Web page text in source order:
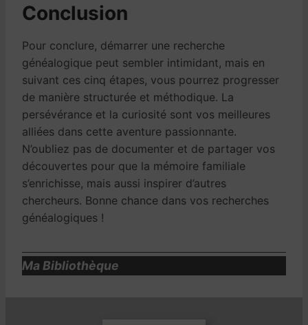
Conclusion
Pour conclure, démarrer une recherche
généalogique peut sembler intimidant, mais en
suivant ces cinq étapes, vous pourrez progresser
de manière structurée et méthodique. La
persévérance et la curiosité sont vos meilleures
alliées dans cette aventure passionnante.
N’oubliez pas de documenter et de partager vos
découvertes pour que la mémoire familiale
s’enrichisse, mais aussi inspirer d’autres
chercheurs. Bonne chance dans vos recherches
généalogiques !
Ma Bibliothèque